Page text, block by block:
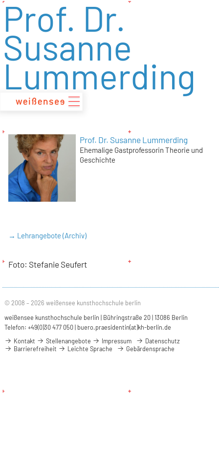
zumProf. Dr.
Susanne
Lummerding
Prof. Dr. Susanne Lummerding
Ehemalige Gastprofessorin Theorie und
Geschichte
→ Lehrangebote (Archiv)
Foto: Stefanie Seufert
© 2008 – 2026 weißensee kunsthochschule berlin
weißensee kunsthochschule berlin | Bühringstraße 20 | 13086 Berlin
Telefon: +49(0)30 477 050 | buero.praesidentin(at)kh-berlin.de
Kontakt
Stellenangebote Impressum
Datenschutz
Barrierefreiheit
Leichte Sprache Gebärdensprache